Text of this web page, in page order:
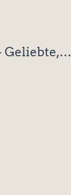
Katharina Schratt – Geliebte, Nebenbuhlerin oder Freundin des Kaisers Franz Joseph?